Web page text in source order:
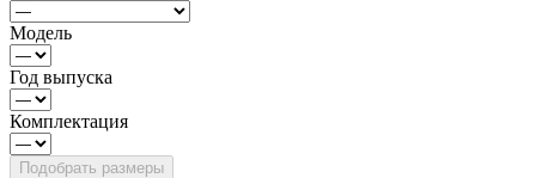
Модель
Год выпуска
Комплектация